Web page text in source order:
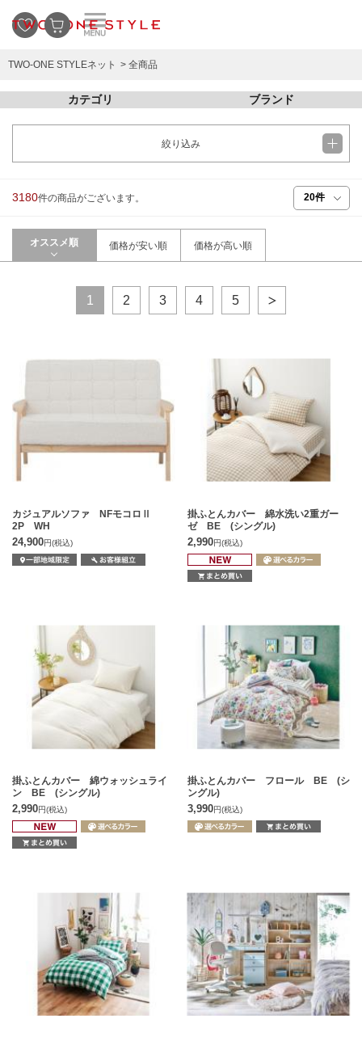
TWO-ONE STYLEネット 全商品
カテゴリ ブランド
絞り込み
3180件の商品がございます。
オススメ順 価格が安い順 価格が高い順
1 2 3 4 5
カジュアルソファ NFモコロⅡ
2P WH
24,900円(税込)
掛ふとんカバー 綿水洗い2重ガー
ゼ BE (シングル)
2,990円(税込)
掛ふとんカバー 綿ウォッシュライ
ン BE (シングル)
2,990円(税込)
掛ふとんカバー フロール BE (シ
ングル)
3,990円(税込)